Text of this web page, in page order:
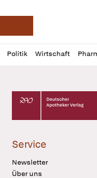
Deutsche
Politik Wirtschaft
Profil
öffnen
Daz
Pur
Deutscher Apotheker
Service
Newsletter
Über uns